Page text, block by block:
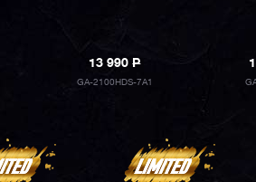
13 990P
GA-2100HDS-7A1